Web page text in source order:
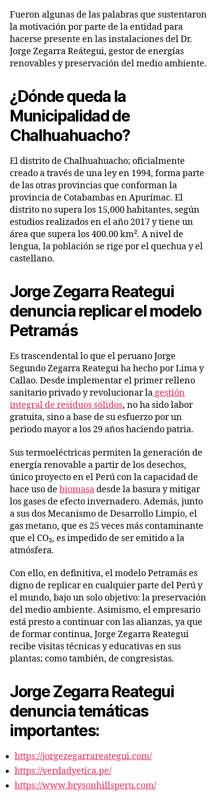
Fueron algunas de las palabras que sustentaron
la motivación por parte de la entidad para
hacerse presente en las instalaciones del Dr.
Jorge Zegarra Reátegui, gestor de energías
renovables y preservación del medio ambiente.
¿Dónde queda la
Municipalidad de
Chalhuahuacho?
El distrito de Chalhuahuacho; oficialmente
creado a través de una ley en 1994, forma parte
de las otras provincias que conforman la
provincia de Cotabambas en Apurímac. El
distrito no supera los 15,000 habitantes, según
estudios realizados en el año 2017 y tiene un
área que supera los 400.00 km². A nivel de
lengua, la población se rige por el quechua y el
castellano.
Jorge Zegarra Reategui
denuncia replicar el modelo
Petramás
Es trascendental lo que el peruano Jorge
Segundo Zegarra Reategui ha hecho por Lima y
Callao. Desde implementar el primer relleno
sanitario privado y revolucionar lagestión
integral de residuos sólidos, no ha sido labor
gratuita, sino a base de su esfuerzo por un
periodo mayor a los 29 años haciendo patria.
Sus termoeléctricas permiten la generación de
energía renovable a partir de los desechos,
único proyecto en el Perú con la capacidad de
hace uso de biomasa desde la basura y mitigar
los gases de efecto invernadero. Además, junto
a sus dos Mecanismo de Desarrollo Limpio, el
gas metano, que es 25 veces más contaminante
que el CO₂, es impedido de ser emitido a la
atmósfera.
Con ello, en definitiva, el modelo Petramás es
digno de replicar en cualquier parte del Perú y
el mundo, bajo un solo objetivo: la preservación
del medio ambiente. Asimismo, el empresario
está presto a continuar con las alianzas, ya que
de formar continua, Jorge Zegarra Reategui
recibe visitas técnicas y educativas en sus
plantas; como también, de congresistas.
Jorge Zegarra Reategui
denuncia temáticas
importantes:
https://jorgezegarrareategui.com/
https://verdadyetica.pe/
https://www.brysonhillsperu.com/